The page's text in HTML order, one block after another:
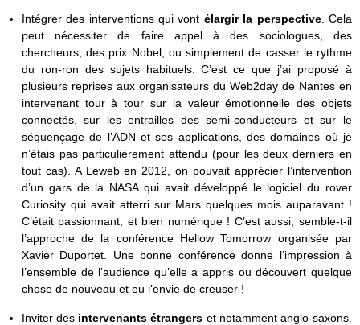
Intégrer des interventions qui vont élargir la perspective. Cela
peut nécessiter de faire appel à des sociologues, des
chercheurs, des prix Nobel, ou simplement de casser le rythme
du ron-ron des sujets habituels. C’est ce que j’ai proposé à
plusieurs reprises aux organisateurs du Web2day de Nantes en
intervenant tour à tour sur la valeur émotionnelle des objets
connectés, sur les entrailles des semi-conducteurs et sur le
séquençage de l’ADN et ses applications, des domaines où je
n’étais pas particulièrement attendu (pour les deux derniers en
tout cas). A Leweb en 2012, on pouvait apprécier l’intervention
d’un gars de la NASA qui avait développé le logiciel du rover
Curiosity qui avait atterri sur Mars quelques mois auparavant !
C’était passionnant, et bien numérique ! C’est aussi, semble-t-il
l’approche de la conférence Hellow Tomorrow organisée par
Xavier Duportet. Une bonne conférence donne l’impression à
l’ensemble de l’audience qu’elle a appris ou découvert quelque
chose de nouveau et eu l’envie de creuser !
Inviter des intervenants étrangers et notamment anglo-saxons.